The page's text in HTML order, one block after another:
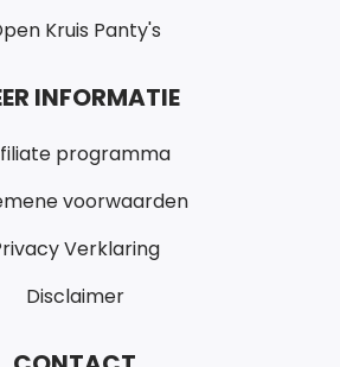
Kruis Panty's
INFORMATIE
programma
voorwaarden
Verklaring
Disclaimer